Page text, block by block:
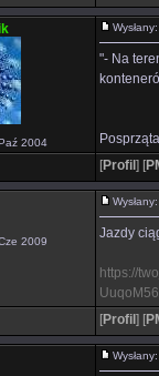
2004
"- Na
[Profil ] [
2009
Jazdy
https://
[Profil ] [